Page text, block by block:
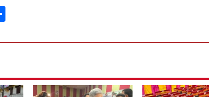
S
h
ar